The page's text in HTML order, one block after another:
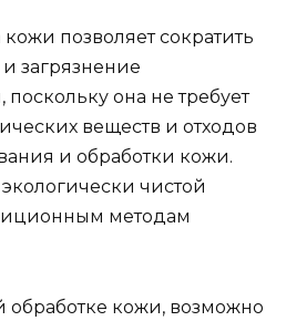
позволяет сократить
загрязнение
она не требует
веществ и отходов
и обработки кожи.
чистой
методам
обработке кожи, возможно